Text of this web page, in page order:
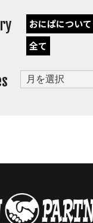
おにぱについて
全て
Archives